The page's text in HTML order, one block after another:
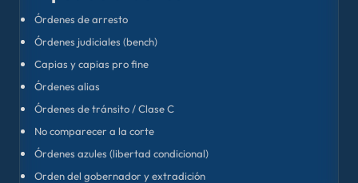
Órdenes de arresto
Órdenes judiciales (bench)
Capias y capias pro fine
Órdenes alias
Órdenes de tránsito / Clase C
No comparecer a la corte
Órdenes azules (libertad condicional)
Orden del gobernador y extradición